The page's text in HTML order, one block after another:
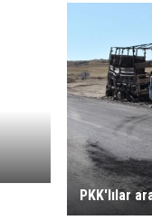
PKK'lılar